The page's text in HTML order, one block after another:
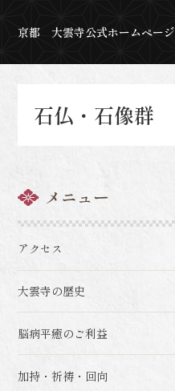
京都 大雲寺公式ホームページ
石仏・石像群
メニュー
アクセス
大雲寺の歴史
脳病平癒のご利益
加持・祈祷・回向